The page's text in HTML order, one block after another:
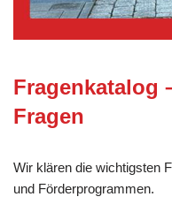
Fragenkatalog
Fragen
Wir klären die wichtigsten
und Förderprogrammen.